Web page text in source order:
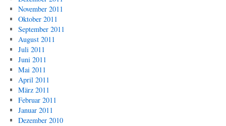
November 2011
Oktober 2011
September 2011
August 2011
Juli 2011
Juni 2011
Mai 2011
April 2011
März 2011
Februar 2011
Januar 2011
Dezember 2010